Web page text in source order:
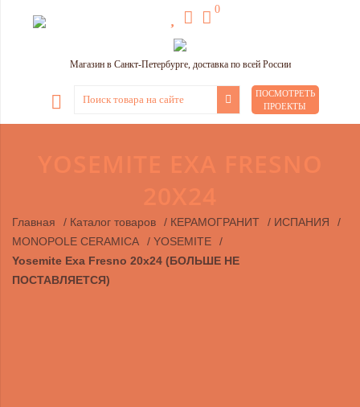
0
Магазин в Санкт-Петербурге, доставка по всей России
ПОСМОТРЕТЬ
ПРОЕКТЫ
Главная / Каталог товаров / КЕРАМОГРАНИТ / ИСПАНИЯ
/
MONOPOLE CERAMICA
/ YOSEMITE
/
Yosemite Exa Fresno 20x24 (БОЛЬШЕ НЕ
ПОСТАВЛЯЕТСЯ)